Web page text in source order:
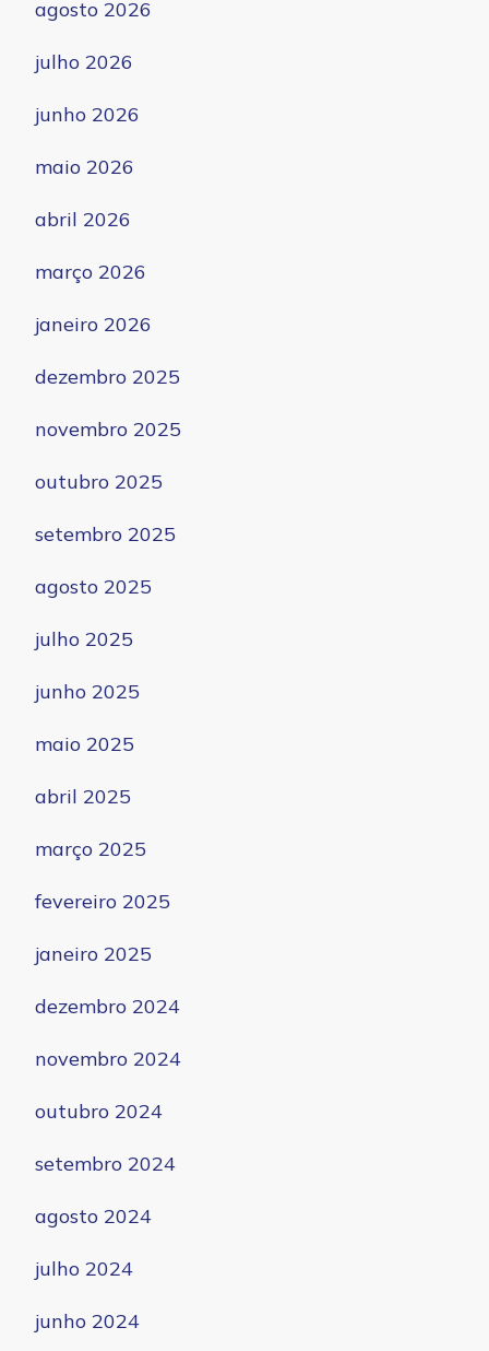
agosto 2026
julho 2026
junho 2026
maio 2026
abril 2026
março 2026
janeiro 2026
dezembro 2025
novembro 2025
outubro 2025
setembro 2025
agosto 2025
julho 2025
junho 2025
maio 2025
abril 2025
março 2025
fevereiro 2025
janeiro 2025
dezembro 2024
novembro 2024
outubro 2024
setembro 2024
agosto 2024
julho 2024
junho 2024